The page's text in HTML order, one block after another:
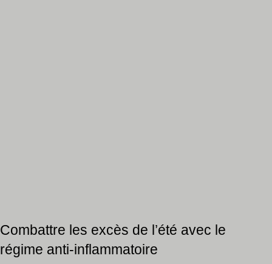
Combattre les excès de l’été avec le
régime anti-inflammatoire